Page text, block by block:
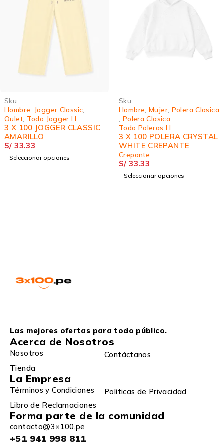
Sku:
Hombre
Jogger Classic
Oulet, Todo Jogger H
3 X 100 JOGGER CLASSIC
AMARILLO
S/ 33.33
Seleccionar opciones
Sku:
Hombre Mujer, Polera Clasica
Polera Clasica
Todo Poleras H
3 X 100 POLERA CRYSTAL
WHITE CREPANTE
Crepante
S/ 33.33
Seleccionar opciones
Las mejores ofertas para todo público.
Acerca de Nosotros
Nosotros
Contáctanos
Tienda
La Empresa
Términos y Condiciones
Políticas de Privacidad
Libro de Reclamaciones
Forma parte de la comunidad
contacto@3×100.pe
+51 941 998 811